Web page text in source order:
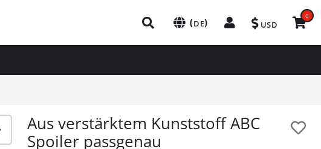
(DE) USD
0
Aus verstärktem Kunststoff ABC
Spoiler passgenau